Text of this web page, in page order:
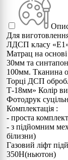
Для
ЛДСП класу
Матрац на
30мм та
100мм. Тканина
Торці ДСП
Т-18мм» Колір
Фотодрук
Комплектація :
- проста
- з підйомним
білизни)
Газовий ліфт
350Н(ньютон)